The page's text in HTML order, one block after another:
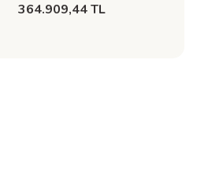
364.909,44 TL